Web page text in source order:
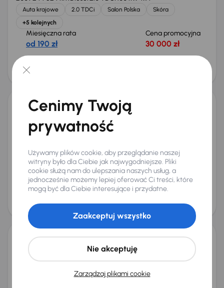
Auta krajowe 2.0 TDCi Salon Polska
Skóra
+5 kolejnych
Miesięczna rata
od 190 zł
Cena promocyjna
30 000 zł
32 000 zł
Ford Kuga
202053 878 kmBenzyna1.5 EcoBoost
Auta krajowe
+5 kolejnych
Miesięczna rata
od 467 zł
Cena promocyjna
74 500 zł
Najniższa cena z 30 dni przed
80 000 zł
Cena po obniżce
Świeżo skupione
Ford Kuga
2009142 462 km
Auta krajowe
2.0 TDCi
Cenimy Twoją
prywatność
Używamy plików cookie, aby przeglądanie naszej
witryny było dla Ciebie jak najwygodniejsze. Pliki
cookie służą nam do ulepszania naszych usług, a
jednocześnie możemy lepiej oferować Ci treści, które
mogą być dla Ciebie interesujące i przydatne.
Zarządzaj plikami cookie
Nie akceptuję
Zaakceptuj wszystko